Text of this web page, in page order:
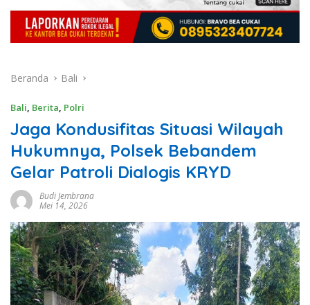
Beranda Bali
Bali, Berita, Polri
Jaga Kondusifitas Situasi Wilayah
Hukumnya, Polsek Bebandem
Gelar Patroli Dialogis KRYD
Budi Jembrana
Mei 14, 2026